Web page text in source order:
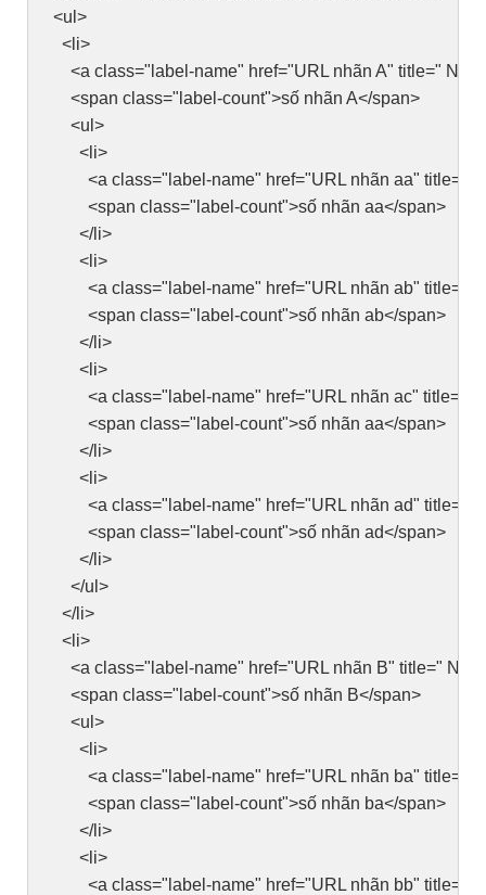
<ul>
<li>
<a class="label-name" href="URL nhãn A" title="
<span class="label-count">số nhãn A</span>
<ul>
<li>
<a class="label-name" href="URL nhãn aa" title="
<span class="label-count">số nhãn aa</span>
</li>
<li>
<a class="label-name" href="URL nhãn ab" title="
<span class="label-count">số nhãn ab</span>
</li>
<li>
<a class="label-name" href="URL nhãn ac" title="
<span class="label-count">số nhãn aa</span>
</li>
<li>
<a class="label-name" href="URL nhãn ad" title="
<span class="label-count">số nhãn ad</span>
</li>
</ul>
</li>
<li>
<a class="label-name" href="URL nhãn B" title="
<span class="label-count">số nhãn B</span>
<ul>
<li>
<a class="label-name" href="URL nhãn ba" title="
<span class="label-count">số nhãn ba</span>
</li>
<li>
<a class="label-name" href="URL nhãn bb" title="